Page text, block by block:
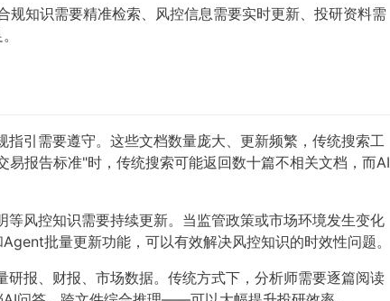
知识需要精准检索、风控信息需要实时更新、投研资料需
引需要遵守。这些文档数量庞大、更新频繁，传统搜索工
报告标准"时，传统搜索可能返回数十篇不相关文档，而AI
等风控知识需要持续更新。当监管政策或市场环境发生变化
批量更新功能，可以有效解决风控知识的时效性问题。
报、财报、市场数据。传统方式下，分析师需要逐篇阅读